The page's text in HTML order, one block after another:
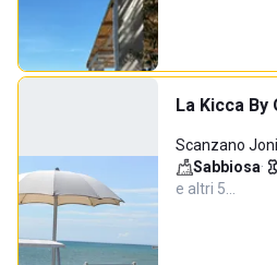
La Kicca By
Scanzano
Sabbiosa·
e altri 5…